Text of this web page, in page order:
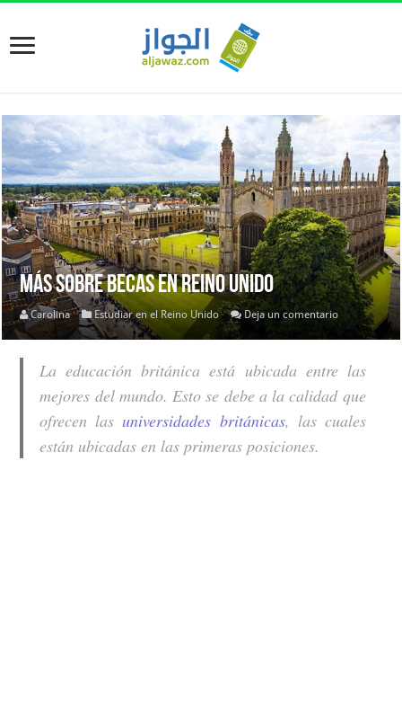
Más sobre becas en Reino Unido
Carolina Estudiar en el Reino Unido Deja un comentario
La educación británica está ubicada entre las
mejores del mundo. Esto se debe a la calidad que
ofrecen lasuniversidades británicas, las cuales
están ubicadas en las primeras posiciones.